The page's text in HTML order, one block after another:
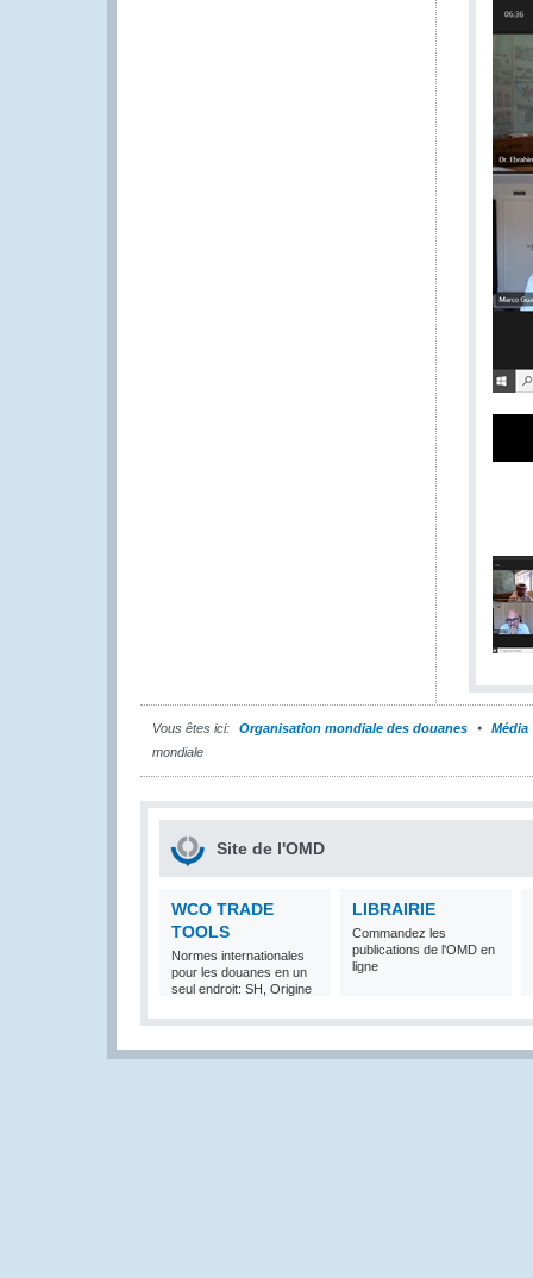
Vous êtes ici: Organisation mondiale des douanes
Média
mondiale
Site de l'OMD
WCO TRADE
TOOLS
Normes internationales
pour les douanes en un
seul endroit: SH, Origine
LIBRAIRIE
Commandez les
publications de l'OMD en
ligne